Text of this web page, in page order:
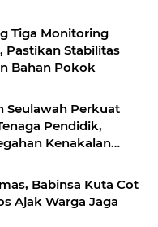
Tiga Monitoring
Pastikan Stabilitas
Bahan Pokok
Seulawah Perkuat
Pendidik,
Kenakalan
Babinsa Kuta Cot
Ajak Warga Jaga